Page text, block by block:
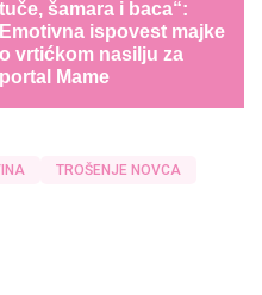
tuče, šamara i baca“:
Emotivna ispovest majke
o vrtićkom nasilju za
portal Mame
TROŠENJE NOVCA